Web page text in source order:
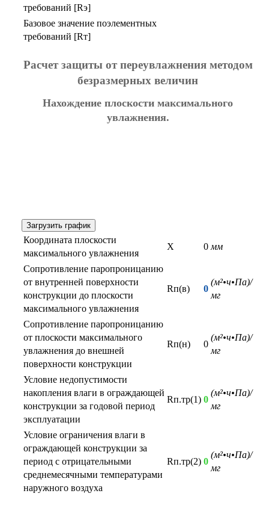
требований [Rэ]
Базовое значение поэлементных
требований [Rт]
Расчет защиты от переувлажнения методом
безразмерных величин
Нахождение плоскости максимального
увлажнения.
Загрузить график
Координата плоскости
максимального увлажнения
X 0 мм
Сопротивление паропроницанию
от внутренней поверхности
конструкции до плоскости
максимального увлажнения
Rп(в) 0
(м²•ч•Па)/
мг
Сопротивление паропроницанию
от плоскости максимального
увлажнения до внешней
поверхности конструкции
Rп(н) 0
(м²•ч•Па)/
мг
Условие недопустимости
накопления влаги в ограждающей
конструкции за годовой период
эксплуатации
Rп.тр(1) 0
(м²•ч•Па)/
мг
Условие ограничения влаги в
ограждающей конструкции за
период с отрицательными
среднемесячными температурами
наружного воздуха
Rп.тр(2) 0
(м²•ч•Па)/
мг